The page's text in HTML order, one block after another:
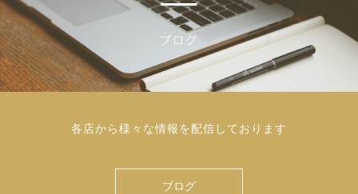
各店から様々な情報を配信しております
ブログ